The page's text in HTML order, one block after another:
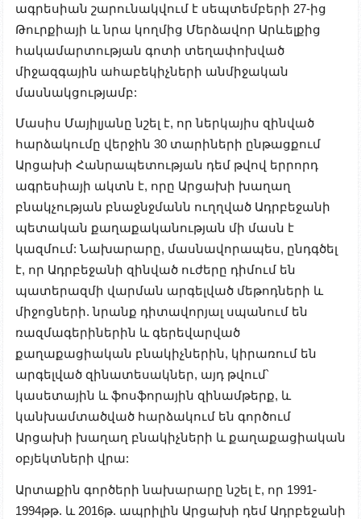
ագրեսիան շարունակվում է սեպտեմբերի 27-ից
Թուրքիայի և նրա կողմից Մերձավոր Արևելքից
հակամարտության գոտի տեղափոխված
միջազգային ահաբեկիչների անմիջական
մասնակցությամբ:
Մասիս Մայիլյանը նշել է, որ ներկայիս զինված
հարձակումը վերջին 30 տարիների ընթացքում
Արցախի Հանրապետության դեմ թվով երրորդ
ագրեսիայի ակտն է, որը Արցախի խաղաղ
բնակչության բնաջնջմանն ուղղված Ադրբեջանի
պետական ​​քաղաքականության մի մասն է
կազմում: Նախարարը, մասնավորապես, ընդգծել
է, որ Ադրբեջանի զինված ուժերը դիմում են
պատերազմի վարման արգելված մեթոդների և
միջոցների. նրանք դիտավորյալ սպանում են
ռազմագերիներին և գերեվարված
քաղաքացիական բնակիչներին, կիրառում են
արգելված զինատեսակներ, այդ թվում՝
կասետային և ֆոսֆորային զինամթերք, և
կանխամտածված հարձակում են գործում
Արցախի խաղաղ բնակիչների և քաղաքացիական
օբյեկտների վրա:
Արտաքին գործերի նախարարը նշել է, որ 1991-
1994թթ. և 2016թ. ապրիլին Արցախի դեմ Ադրբեջանի